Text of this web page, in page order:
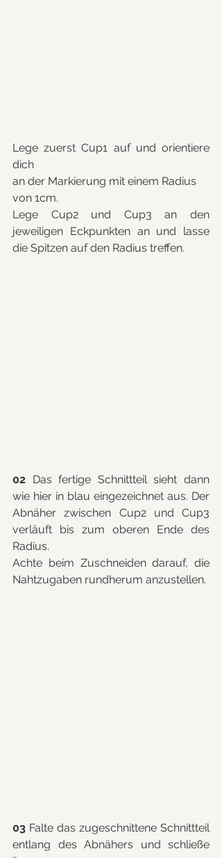
Lege zuerst Cup1 auf und orientiere
dich
an der Markierung mit einem Radius
von 1cm.
Lege Cup2 und Cup3 an den
jeweiligen Eckpunkten an und lasse
die Spitzen auf den Radius treffen.
02 Das fertige Schnittteil sieht dann
wie hier in blau eingezeichnet aus. Der
Abnäher zwischen Cup2 und Cup3
verläuft bis zum oberen Ende des
Radius.
Achte beim Zuschneiden darauf, die
Nahtzugaben rundherum anzustellen.
03 Falte das zugeschnittene Schnittteil
entlang des Abnähers und schließe